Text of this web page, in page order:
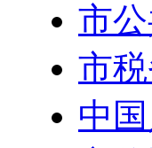
市
市
中